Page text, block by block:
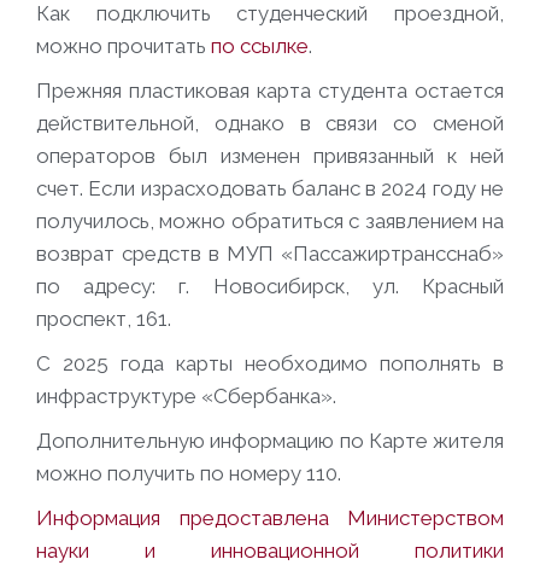
Как подключить студенческий проездной,
можно прочитать по ссылке.
Прежняя пластиковая карта студента остается
действительной, однако в связи со сменой
операторов был изменен привязанный к ней
счет. Если израсходовать баланс в 2024 году не
получилось, можно обратиться с заявлением на
возврат средств в МУП «Пассажиртрансснаб»
по адресу: г. Новосибирск, ул. Красный
проспект, 161.
С 2025 года карты необходимо пополнять в
инфраструктуре «Сбербанка».
Дополнительную информацию по Карте жителя
можно получить по номеру 110.
Информация предоставлена Министерством
науки и инновационной политики